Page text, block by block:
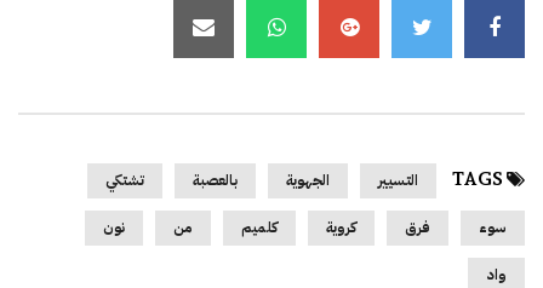
TAGS التسيير الجهوية بالعصبة تشتكي
سوء فرق كروية كلميم من نون
واد